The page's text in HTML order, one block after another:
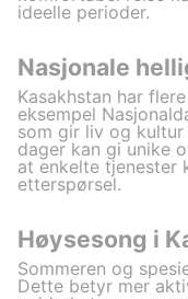
ideelle perioder.
Nasjonale
Kasakhstan har
eksempel
som gir liv og
dager kan gi unike
at enkelte
etterspørsel.
Høysesong i
Sommeren og
Dette betyr mer